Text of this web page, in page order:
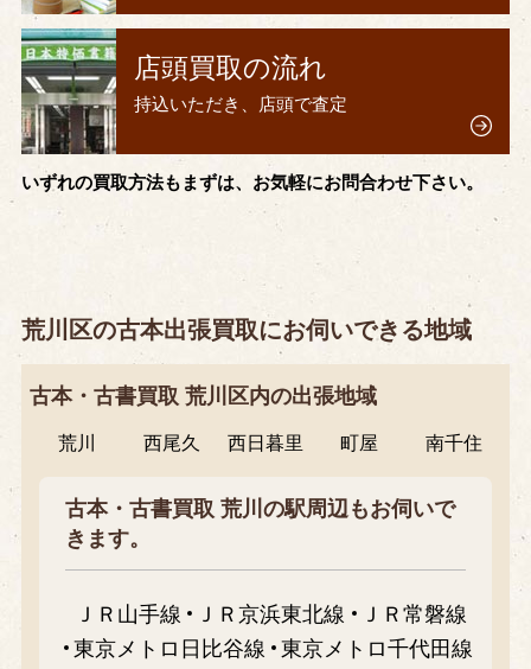
店頭買取の流れ
持込いただき、店頭で査定
いずれの買取方法もまずは、お気軽にお問合わせ下さい。
荒川区の古本出張買取にお伺いできる地域
古本・古書買取 荒川区内の出張地域
荒川 西尾久 西日暮里 町屋 南千住
古本・古書買取 荒川の駅周辺もお伺いで
きます。
ＪＲ山手線 ＪＲ京浜東北線
ＪＲ常磐線
東京メトロ日比谷線
東京メトロ千代田線